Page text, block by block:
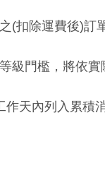
(扣除運費後)訂
級門檻，將依
天內列入累積